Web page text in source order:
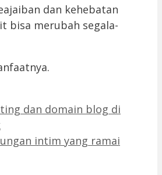
dan kehebatan
bisa merubah segala-
dan domain blog di
intim yang ramai